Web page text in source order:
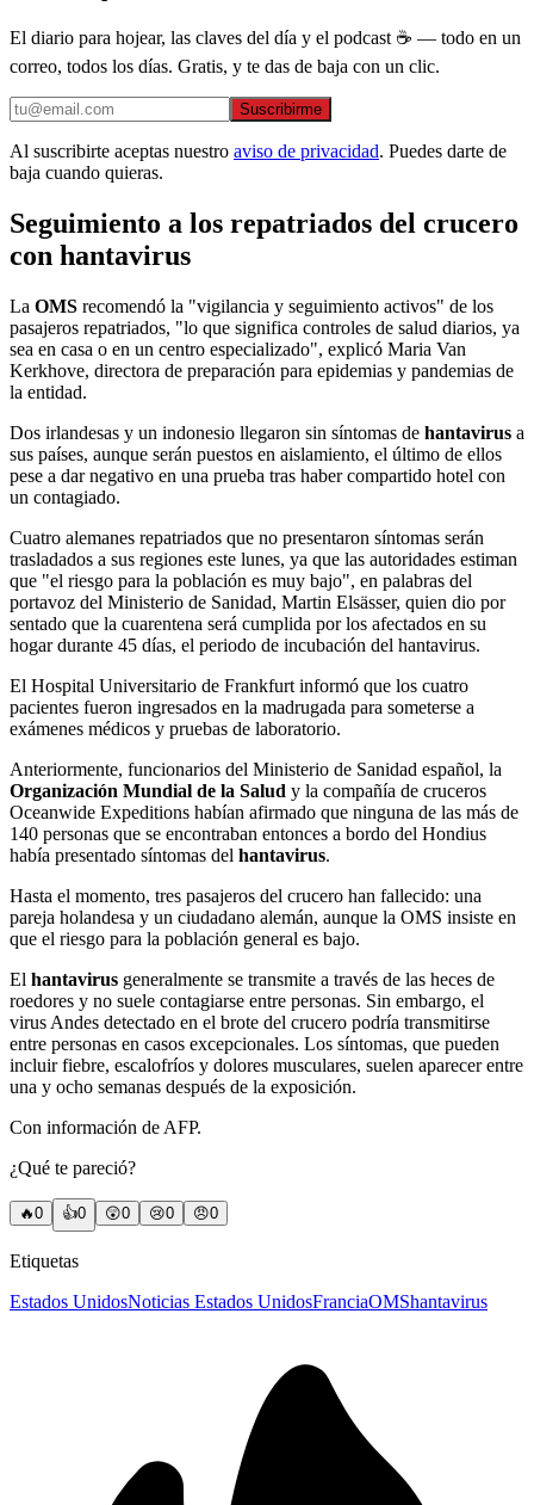
El diario para hojear, las claves del día y el podcast ☕ — todo en un
correo, todos los días. Gratis, y te das de baja con un clic.
Suscribirme
Al suscribirte aceptas nuestro aviso de privacidad. Puedes darte de
baja cuando quieras.
Seguimiento a los repatriados del crucero
con hantavirus
La OMS recomendó la "vigilancia y seguimiento activos" de los
pasajeros repatriados, "lo que significa controles de salud diarios, ya
sea en casa o en un centro especializado", explicó Maria Van
Kerkhove, directora de preparación para epidemias y pandemias de
la entidad.
Dos irlandesas y un indonesio llegaron sin síntomas de hantavirus a
sus países, aunque serán puestos en aislamiento, el último de ellos
pese a dar negativo en una prueba tras haber compartido hotel con
un contagiado.
Cuatro alemanes repatriados que no presentaron síntomas serán
trasladados a sus regiones este lunes, ya que las autoridades estiman
que "el riesgo para la población es muy bajo", en palabras del
portavoz del Ministerio de Sanidad, Martin Elsässer, quien dio por
sentado que la cuarentena será cumplida por los afectados en su
hogar durante 45 días, el periodo de incubación del hantavirus.
El Hospital Universitario de Frankfurt informó que los cuatro
pacientes fueron ingresados ​​en la madrugada para someterse a
exámenes médicos y pruebas de laboratorio.
Anteriormente, funcionarios del Ministerio de Sanidad español, la
Organización Mundial de la Salud y la compañía de cruceros
Oceanwide Expeditions habían afirmado que ninguna de las más de
140 personas que se encontraban entonces a bordo del Hondius
había presentado síntomas del hantavirus.
Hasta el momento, tres pasajeros del crucero han fallecido: una
pareja holandesa y un ciudadano alemán, aunque la OMS insiste en
que el riesgo para la población general es bajo.
El hantavirus generalmente se transmite a través de las heces de
roedores y no suele contagiarse entre personas. Sin embargo, el
virus Andes detectado en el brote del crucero podría transmitirse
entre personas en casos excepcionales. Los síntomas, que pueden
incluir fiebre, escalofríos y dolores musculares, suelen aparecer entre
una y ocho semanas después de la exposición.
Con información de AFP.
¿Qué te pareció?
🔥0 👍0 😲0 😢0 😠0
Etiquetas
Estados UnidosNoticias Estados UnidosFranciaOMShantavirus